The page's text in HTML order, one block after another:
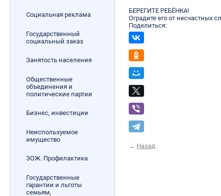
Социальная реклама
Государственный
социальный заказ
Занятость населения
Общественные
объединения и
политические партии
Бизнес, инвестиции
Неиспользуемое
имущество
ЗОЖ. Профилактика
Государственные
гарантии и льготы
семьям,
БЕРЕГИТЕ РЕБЁНКА!
Оградите его от несчастных
Поделиться:
← Назад